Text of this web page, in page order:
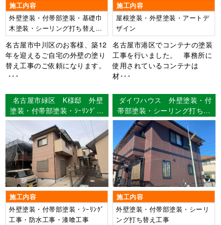
施工内容
外壁塗装・付帯部塗装・基礎巾
木塗装・シーリング打ち替え・
ベランダ床FRP防水トップコー
ト工法
名古屋市中川区のお客様、築12
年を迎えるご自宅の外壁の塗り
替え工事のご依頼になります。
･･･
施工内容
屋根塗装・外壁塗装・アートデ
ザイン
名古屋市港区でコンテナの塗装
工事を行いました。 事務所に
使用されているコンテナは
材･･･
名古屋市緑区 K様邸 外壁
塗装・付帯部塗装・ｼｰﾘﾝｸﾞ工
事・防水工事・漆喰工事
【使用塗料】外壁：超低汚染
ﾘﾌｧｲﾝ弾性1000MS-IR
施工内容
外壁塗装・付帯部塗装・ｼｰﾘﾝｸﾞ
工事・防水工事・漆喰工事
ダイワハウス 外壁塗装・付
帯部塗装・シーリング打ち替
え工事 名古屋市天白区 Ｙ
様邸
施工内容
外壁塗装・付帯部塗装・シーリ
ング打ち替え工事